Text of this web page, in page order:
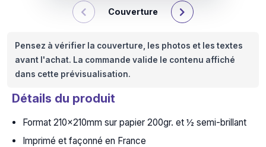
Couverture
Pensez à vérifier la couverture, les photos et les textes
avant l'achat. La commande valide le contenu affiché
dans cette prévisualisation.
Détails du produit
Format 210x210mm sur papier 200gr. et ½ semi-brillant
Imprimé et façonné en France